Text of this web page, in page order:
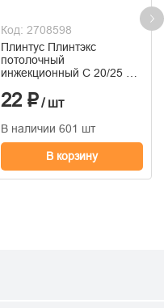
Код: 2708598
Плинтус Плинтэкс
потолочный
инжекционный С 20/25 2
22 ₽/ шт
В наличии 601 шт
В корзину